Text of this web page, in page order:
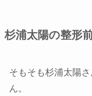
杉浦太陽の整形
そもそも杉浦太陽
ん。